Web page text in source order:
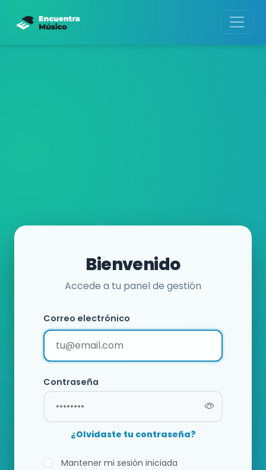
Bienvenido
Accede a tu panel de gestión
Correo electrónico
Contraseña
¿Olvidaste tu contraseña?
Mantener mi sesión iniciada